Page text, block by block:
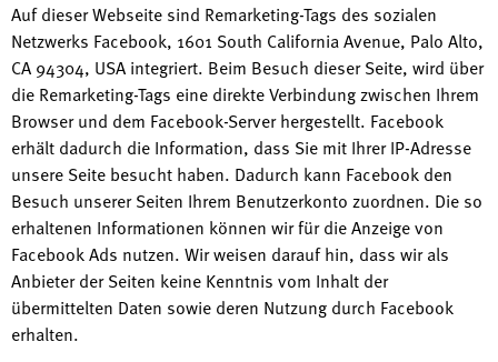
Auf dieser Webseite sind Remarketing-Tags des sozialen
Netzwerks Facebook, 1601 South California Avenue, Palo Alto,
CA 94304, USA integriert. Beim Besuch dieser Seite, wird über
die Remarketing-Tags eine direkte Verbindung zwischen Ihrem
Browser und dem Facebook-Server hergestellt. Facebook
erhält dadurch die Information, dass Sie mit Ihrer IP-Adresse
unsere Seite besucht haben. Dadurch kann Facebook den
Besuch unserer Seiten Ihrem Benutzerkonto zuordnen. Die so
erhaltenen Informationen können wir für die Anzeige von
Facebook Ads nutzen. Wir weisen darauf hin, dass wir als
Anbieter der Seiten keine Kenntnis vom Inhalt der
übermittelten Daten sowie deren Nutzung durch Facebook
erhalten.